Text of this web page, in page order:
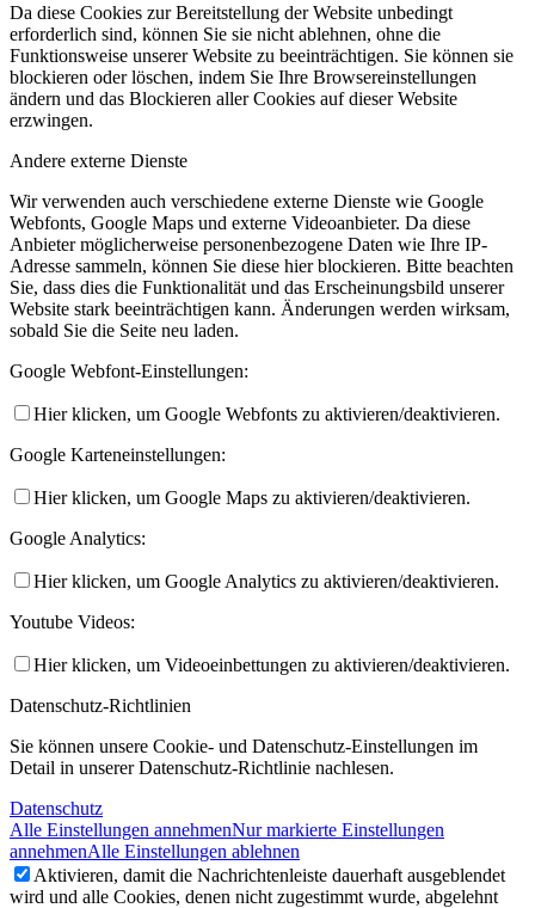
Da diese Cookies zur Bereitstellung der Website unbedingt
erforderlich sind, können Sie sie nicht ablehnen, ohne die
Funktionsweise unserer Website zu beeinträchtigen. Sie können sie
blockieren oder löschen, indem Sie Ihre Browsereinstellungen
ändern und das Blockieren aller Cookies auf dieser Website
erzwingen.
Andere externe Dienste
Wir verwenden auch verschiedene externe Dienste wie Google
Webfonts, Google Maps und externe Videoanbieter. Da diese
Anbieter möglicherweise personenbezogene Daten wie Ihre IP-
Adresse sammeln, können Sie diese hier blockieren. Bitte beachten
Sie, dass dies die Funktionalität und das Erscheinungsbild unserer
Website stark beeinträchtigen kann. Änderungen werden wirksam,
sobald Sie die Seite neu laden.
Google Webfont-Einstellungen:
Hier klicken, um Google Webfonts zu aktivieren/deaktivieren.
Google Karteneinstellungen:
Hier klicken, um Google Maps zu aktivieren/deaktivieren.
Google Analytics:
Hier klicken, um Google Analytics zu aktivieren/deaktivieren.
Youtube Videos:
Hier klicken, um Videoeinbettungen zu aktivieren/deaktivieren.
Datenschutz-Richtlinien
Sie können unsere Cookie- und Datenschutz-Einstellungen im
Detail in unserer Datenschutz-Richtlinie nachlesen.
Datenschutz
Alle Einstellungen annehmenNur markierte Einstellungen
annehmenAlle Einstellungen ablehnen
Aktivieren, damit die Nachrichtenleiste dauerhaft ausgeblendet
wird und alle Cookies, denen nicht zugestimmt wurde, abgelehnt